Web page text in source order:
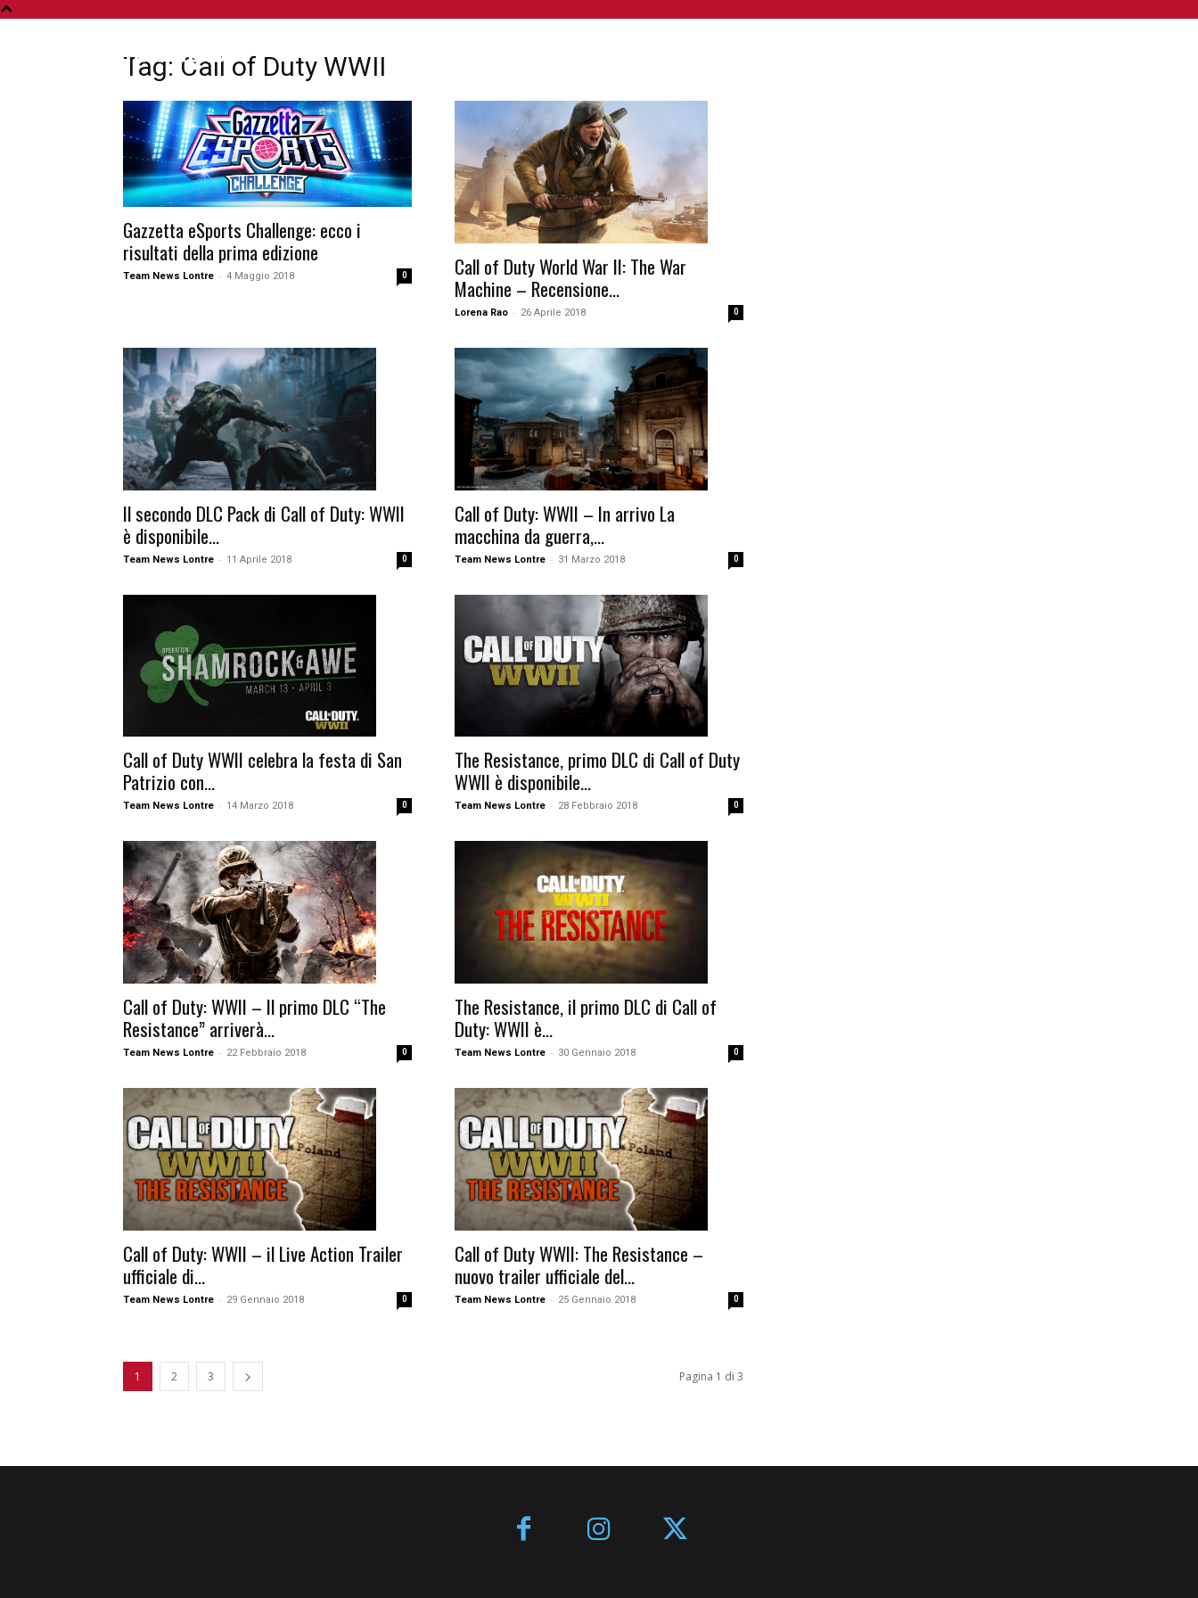
Tag: Call of Duty WWII
Gazzetta eSports Challenge: ecco i
risultati della prima edizione
Team News Lontre - 4 Maggio 2018 0
Call of Duty World War II: The War
Machine – Recensione...
Lorena Rao - 26 Aprile 2018 0
Il secondo DLC Pack di Call of Duty: WWII
è disponibile...
Team News Lontre - 11 Aprile 2018 0
Call of Duty: WWII – In arrivo La
macchina da guerra,...
Team News Lontre - 31 Marzo 2018 0
Call of Duty WWII celebra la festa di San
Patrizio con...
Team News Lontre - 14 Marzo 2018 0
The Resistance, primo DLC di Call of Duty
WWII è disponibile...
Team News Lontre - 28 Febbraio 2018 0
Call of Duty: WWII – Il primo DLC “The
Resistance” arriverà...
Team News Lontre - 22 Febbraio 2018 0
The Resistance, il primo DLC di Call of
Duty: WWII è...
Team News Lontre - 30 Gennaio 2018 0
Call of Duty: WWII – il Live Action Trailer
ufficiale di...
Team News Lontre - 29 Gennaio 2018 0
Call of Duty WWII: The Resistance –
nuovo trailer ufficiale del...
Team News Lontre - 25 Gennaio 2018 0
1 2 3 Pagina 1 di 3